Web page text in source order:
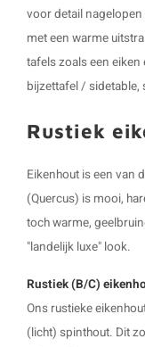
voor detail
met een warme
tafels zoals een
bijzettafel / sidetable,
Rustiek
Eikenhout is een van
(Quercus) is mooi,
toch warme,
"landelijk luxe" look.
Rustiek (B/C)
Ons rustieke
(licht) spinthout. Dit